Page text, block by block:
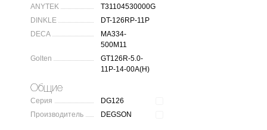
ANYTEK
T31104530000G
DINKLE
DT-126RP-11P
DECA
MA334-
500M11
Golten
GT126R-5.0-
11P-14-00A(H)
Общие
Серия
DG126
Производитель
DEGSON